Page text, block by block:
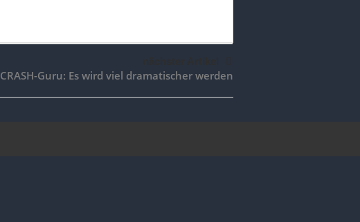
CRASH-Guru: Es wird viel dramatischer werden